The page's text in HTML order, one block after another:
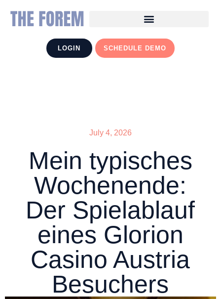
LOGIN SCHEDULE DEMO
July 4, 2026
Mein typisches
Wochenende:
Der Spielablauf
eines Glorion
Casino Austria
Besuchers